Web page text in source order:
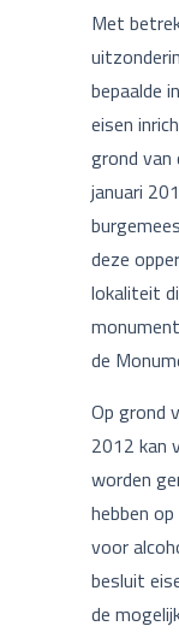
Met
bepaalde
eisen
grond van
januari
deze
lokaliteit
de
Op grond
2012 kan
worden
hebben
voor
besluit
de